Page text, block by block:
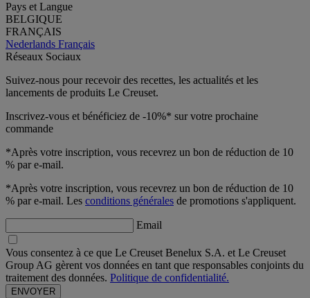
Pays et Langue
BELGIQUE
FRANÇAIS
Nederlands Français
Réseaux Sociaux
Suivez-nous pour recevoir des recettes, les actualités et les
lancements de produits Le Creuset.
Inscrivez-vous et bénéficiez de -10%* sur votre prochaine
commande
*Après votre inscription, vous recevrez un bon de réduction de 10
% par e-mail.
*Après votre inscription, vous recevrez un bon de réduction de 10
% par e-mail. Les conditions générales de promotions s'appliquent.
Email
Vous consentez à ce que Le Creuset Benelux S.A. et Le Creuset
Group AG gèrent vos données en tant que responsables conjoints du
traitement des données. Politique de confidentialité.